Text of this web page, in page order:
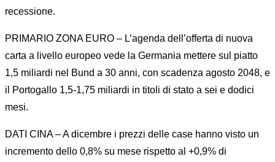
recessione.
PRIMARIO ZONA EURO – L’agenda dell’offerta di nuova
carta a livello europeo vede la Germania mettere sul piatto
1,5 miliardi nel Bund a 30 anni, con scadenza agosto 2048, e
il Portogallo 1,5-1,75 miliardi in titoli di stato a sei e dodici
mesi.
DATI CINA – A dicembre i prezzi delle case hanno visto un
incremento dello 0,8% su mese rispetto al +0,9% di